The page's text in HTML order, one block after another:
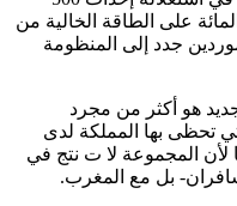
وسيعتمد بنسبة 100 في المائة على الطاقة الخالية من
جدد إلى المنظومة
هو أكثر من مجرد
تحظى بها المملكة لدى
المجموعة لا ت نتج في
بل مع المغرب.